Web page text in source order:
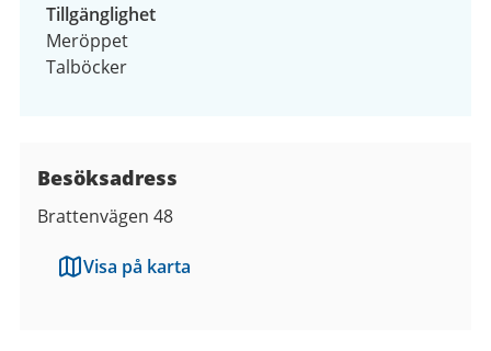
Tillgänglighet
Meröppet
Talböcker
Besöksadress
Brattenvägen 48
Visa på karta